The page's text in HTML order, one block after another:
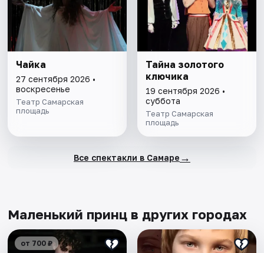
Чайка
27 сентября 2026 •
воскресенье
Театр Самарская
площадь
Тайна золотого
ключика
19 сентября 2026 •
суббота
Театр Самарская
площадь
Все спектакли в Самаре →
Маленький принц в других городах
от 700 ₽